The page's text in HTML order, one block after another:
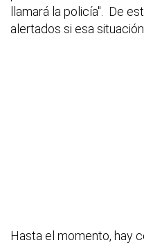
llamará la policía". De
alertados si esa
Hasta el momento, hay